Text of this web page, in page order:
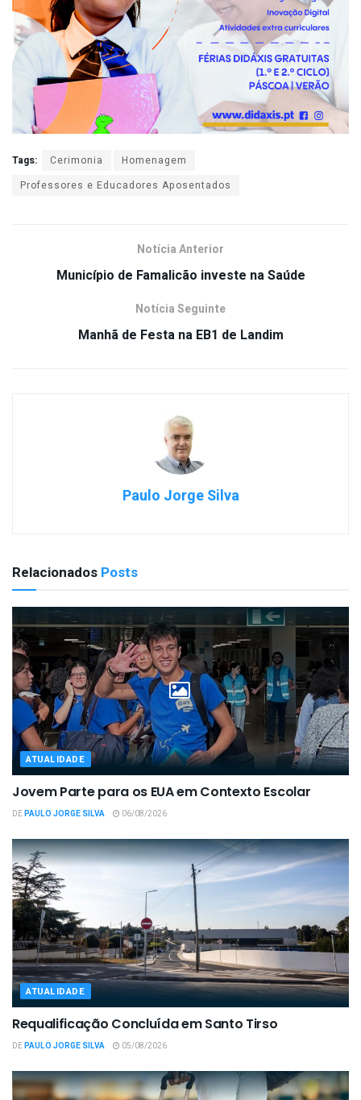
Tags: Cerimonia
Homenagem
Professores e Educadores Aposentados
Notícia Anterior
Município de Famalicão investe na Saúde
Notícia Seguinte
Manhã de Festa na EB1 de Landim
Paulo Jorge Silva
Relacionados Posts
ATUALIDADE
Jovem Parte para os EUA em Contexto Escolar
DEPAULO JORGE SILVA 06/08/2026
ATUALIDADE
Requalificação Concluída em Santo Tirso
DEPAULO JORGE SILVA 05/08/2026